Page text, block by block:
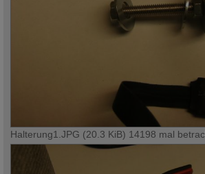
Halterung1.JPG (20.3 KiB) 14198 mal